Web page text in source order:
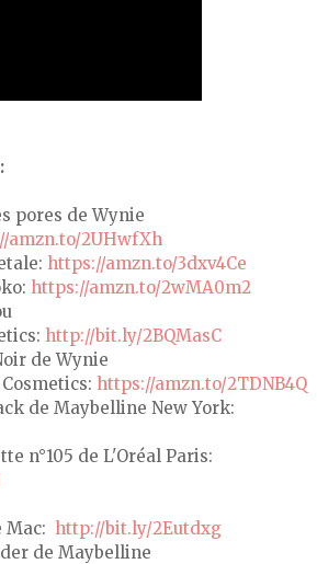
pores de Wynie
amzn.to/2UHwfXh
https://amzn.to/3dxv4Ce
https://amzn.to/2wMA0m2
http://bit.ly/2BQMasC
de Wynie
https://amzn.to/2TDNB4Q
de Maybelline New York:
n°105 de L'Oréal Paris:
Mac: http://bit.ly/2Eutdxg
de Maybelline